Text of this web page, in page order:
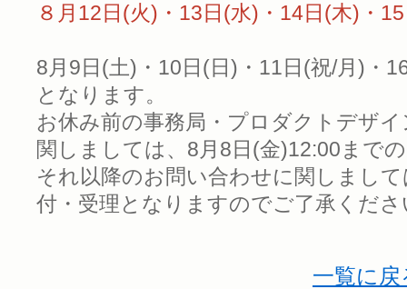
８月12日(火)・13日(水)・14日(木)・
8月9日(土)・10日(日)・11日(祝/月)・
となります。
お休み前の事務局・プロダクトデザ
関しましては、8月8日(金)12:00まで
それ以降のお問い合わせに関しまし
付・受理となりますのでご了承くだ
一覧に戻